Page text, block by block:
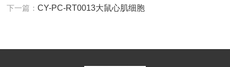
下一篇：CY-PC-RT0013大鼠心肌细胞